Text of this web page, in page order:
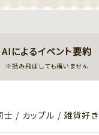
AIによるイベント要約
※読み飛ばしても構いません
/ カップル / 雑貨好き